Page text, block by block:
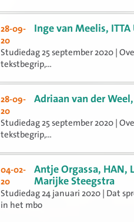
28-09-
20
Inge van Meelis, ITTA
Studiedag 25 september 2020 |
tekstbegrip,...
28-09-
20
Adriaan van der
Studiedag 25 september 2020 |
tekstbegrip,...
04-02-
20
Antje Orgassa, HAN,
Marijke Steegstra
Studiedag 24 januari 2020 | Dat
in het mbo